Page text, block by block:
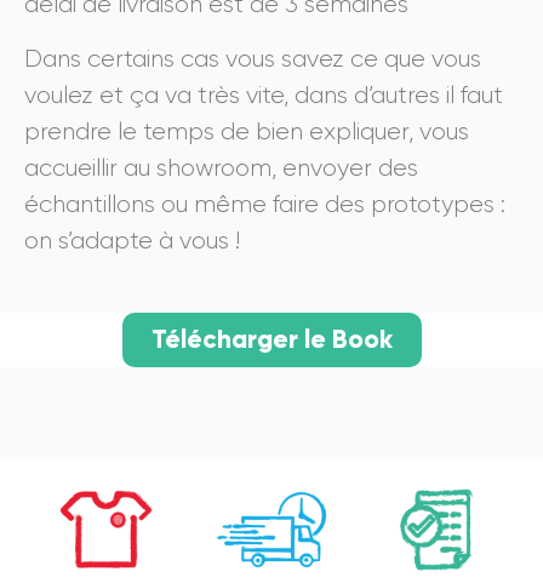
Dans certains cas vous savez ce que vous
voulez et ça va très vite, dans d’autres il faut
prendre le temps de bien expliquer, vous
accueillir au showroom, envoyer des
échantillons ou même faire des prototypes :
on s’adapte à vous !
Télécharger le Book